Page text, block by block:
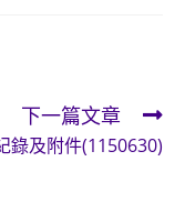
下一篇文章
錄及附件(1150630)